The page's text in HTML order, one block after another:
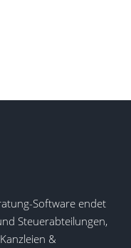
Software endet
Steuerabteilungen,
&